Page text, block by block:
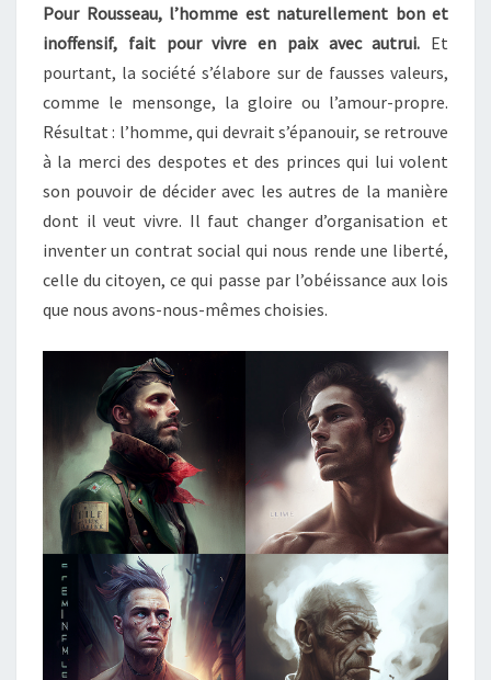
Pour Rousseau, l’homme est naturellement bon et
inoffensif, fait pour vivre en paix avec autrui. Et
pourtant, la société s’élabore sur de fausses valeurs,
comme le mensonge, la gloire ou l’amour-propre.
Résultat : l’homme, qui devrait s’épanouir, se retrouve
à la merci des despotes et des princes qui lui volent
son pouvoir de décider avec les autres de la manière
dont il veut vivre. Il faut changer d’organisation et
inventer un contrat social qui nous rende une liberté,
celle du citoyen, ce qui passe par l’obéissance aux lois
que nous avons-nous-mêmes choisies.